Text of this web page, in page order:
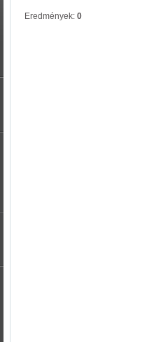
Eredmények: 0